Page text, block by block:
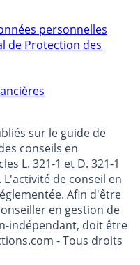
personnelles
de Protection des
sur le guide de
conseils en
L. 321-1 et D. 321-1
de conseil en
Afin d'être
en gestion de
indépendant, doit être
- Tous droits